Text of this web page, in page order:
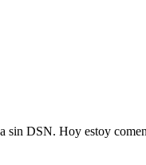
DSN. Hoy estoy